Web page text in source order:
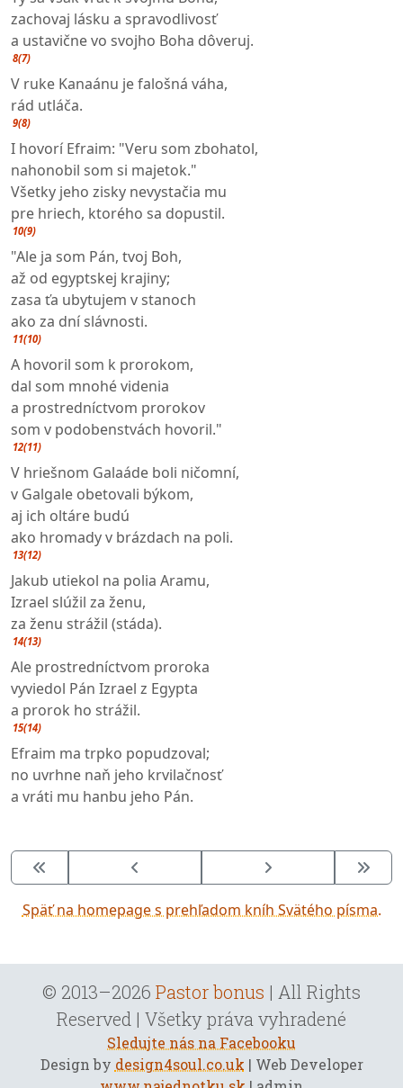
zachovaj lásku a spravodlivosť
a ustavične vo svojho Boha dôveruj.
8(7)
V ruke Kanaánu je falošná váha,
rád utláča.
9(8)
I hovorí Efraim: "Veru som zbohatol,
nahonobil som si majetok."
Všetky jeho zisky nevystačia mu
pre hriech, ktorého sa dopustil.
10(9)
"Ale ja som Pán, tvoj Boh,
až od egyptskej krajiny;
zasa ťa ubytujem v stanoch
ako za dní slávnosti.
11(10)
A hovoril som k prorokom,
dal som mnohé videnia
a prostredníctvom prorokov
som v podobenstvách hovoril."
12(11)
V hriešnom Galaáde boli ničomní,
v Galgale obetovali býkom,
aj ich oltáre budú
ako hromady v brázdach na poli.
13(12)
Jakub utiekol na polia Aramu,
Izrael slúžil za ženu,
za ženu strážil (stáda).
14(13)
Ale prostredníctvom proroka
vyviedol Pán Izrael z Egypta
a prorok ho strážil.
15(14)
Efraim ma trpko popudzoval;
no uvrhne naň jeho krvilačnosť
a vráti mu hanbu jeho Pán.
Späť na homepage s prehľadom kníh Svätého písma.
© 2013–2026 Pastor bonus | All Rights
Reserved | Všetky práva vyhradené
Sledujte nás na Facebooku
Design by design4soul.co.uk | Web Developer